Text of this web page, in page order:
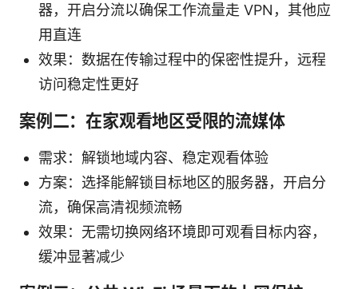
器，开启分流以确保工作流量走 VPN，其他应
用直连
效果：数据在传输过程中的保密性提升，远程
访问稳定性更好
案例二：在家观看地区受限的流媒体
需求：解锁地域内容、稳定观看体验
方案：选择能解锁目标地区的服务器，开启分
流，确保高清视频流畅
效果：无需切换网络环境即可观看目标内容，
缓冲显著减少